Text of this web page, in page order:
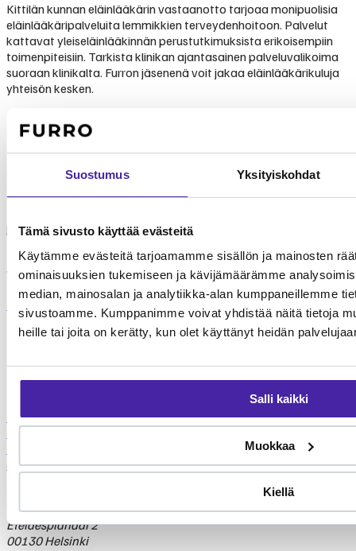
Suostumus Yksityiskohdat
Tämä sivusto käyttää evästeitä
Käytämme evästeitä tarjoamamme sisällön ja mainosten
ominaisuuksien tukemiseen ja kävijämäärämme
median, mainosalan ja analytiikka-alan kumppaneillemme
sivustoamme. Kumppanimme voivat yhdistää näitä tietoja
heille tai joita on kerätty, kun olet käyttänyt heidän
Salli kaikki
Muokkaa
Kiellä
Kittilän kunnan eläinlääkärin vastaanotto tarjoaa monipuolisia
eläinlääkäripalveluita lemmikkien terveydenhoitoon. Palvelut
kattavat yleiseläinlääkinnän perustutkimuksista erikoisempiin
toimenpiteisiin. Tarkista klinikan ajantasainen palveluvalikoima
suoraan klinikalta. Furron jäsenenä voit jakaa eläinlääkärikuluja
yhteisön kesken.
Furro on vaihtoehto
lemmikkivakuutukselle
jolla turvaat koirasi tai kissasi keskimäärin puolet edullisemmin.
Tehtävämme on taistella lemmikkialan kasvavia kustannuksia
vastaan.
Lue lisää Furrosta
Laske hintasi
FURRO
Eteläesplanadi 2
Etusivu
Miten Furro
toimiiKlinikkahakuKoirilleKissoilleRodutKoiravakuutusvertailu
Yhteisösäännöt
(korvattavuudet)
FURRO
Eteläesplanadi 2
00130 Helsinki